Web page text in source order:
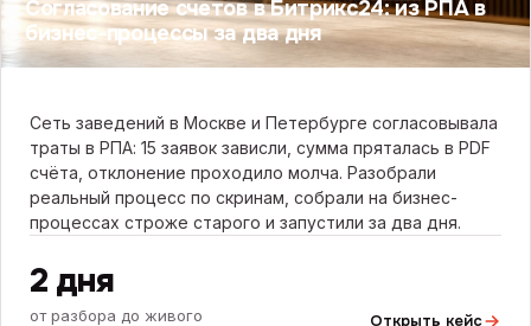
Согласование счетов в Битрикс24: из РПА в
бизнес-процессы за два дня
Сеть заведений в Москве и Петербурге согласовывала
траты в РПА: 15 заявок зависли, сумма пряталась в PDF
счёта, отклонение проходило молча. Разобрали
реальный процесс по скринам, собрали на бизнес-
процессах строже старого и запустили за два дня.
2 дня
от разбора до живого
Открыть кейс